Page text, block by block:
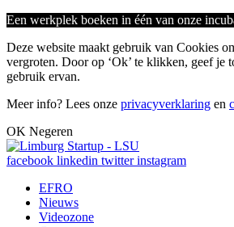
Een werkplek boeken in één van onze
Deze website maakt gebruik van Cookies
vergroten. Door op ‘Ok’ te klikken, geef je
gebruik ervan.
Meer info? Lees onze privacyverklaring en
OK Negeren
facebook linkedin twitterinstagram
EFRO
Nieuws
Videozone